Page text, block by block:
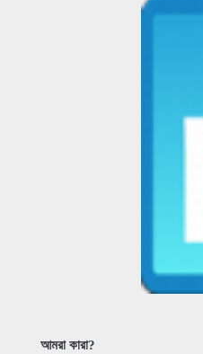
আমরা কারা?